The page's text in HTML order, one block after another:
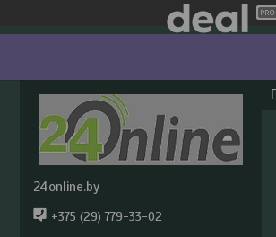
24online.by
+375 (29) 779-33-02